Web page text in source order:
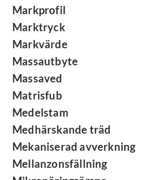
Markprofil
Marktryck
Markvärde
Massautbyte
Massaved
Matrisfub
Medelstam
Medhärskande träd
Mekaniserad avverkning
Mellanzonsfällning